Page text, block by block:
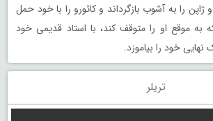
را به آشوب بازگرداند و کائورو را با خود حمل
به موقع او را متوقف کند، با استاد قدیمی خود
خود را بیاموزد.
تریلر